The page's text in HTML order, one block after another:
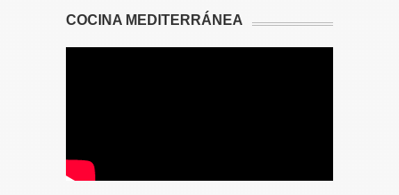
COCINA MEDITERRÁNEA